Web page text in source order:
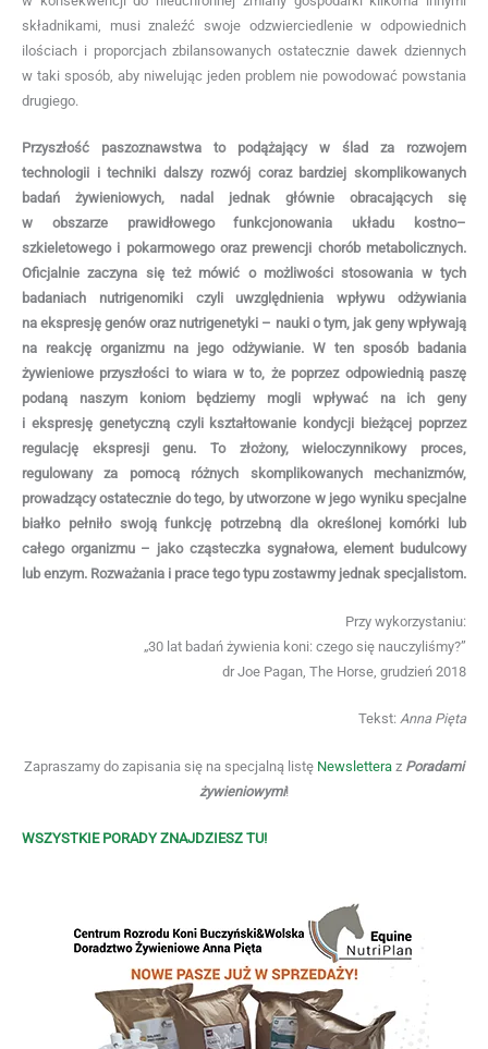
składnikami, musi znaleźć swoje odzwierciedlenie w odpowiednich
ilościach i proporcjach zbilansowanych ostatecznie dawek dziennych
w taki sposób, aby niwelując jeden problem nie powodować powstania
drugiego.
Przyszłość paszoznawstwa to podążający w ślad za rozwojem
technologii i techniki dalszy rozwój coraz bardziej skomplikowanych
badań żywieniowych, nadal jednak głównie obracających się
w obszarze prawidłowego funkcjonowania układu kostno–
szkieletowego i pokarmowego oraz prewencji chorób metabolicznych.
Oficjalnie zaczyna się też mówić o możliwości stosowania w tych
badaniach nutrigenomiki czyli uwzględnienia wpływu odżywiania
na ekspresję genów oraz nutrigenetyki – nauki o tym, jak geny wpływają
na reakcję organizmu na jego odżywianie. W ten sposób badania
żywieniowe przyszłości to wiara w to, że poprzez odpowiednią paszę
podaną naszym koniom będziemy mogli wpływać na ich geny
i ekspresję genetyczną czyli kształtowanie kondycji bieżącej poprzez
regulację ekspresji genu. To złożony, wieloczynnikowy proces,
regulowany za pomocą różnych skomplikowanych mechanizmów,
prowadzący ostatecznie do tego, by utworzone w jego wyniku specjalne
białko pełniło swoją funkcję potrzebną dla określonej komórki lub
całego organizmu – jako cząsteczka sygnałowa, element budulcowy
lub enzym. Rozważania i prace tego typu zostawmy jednak specjalistom.
Przy wykorzystaniu:
„30 lat badań żywienia koni: czego się nauczyliśmy?”
dr Joe Pagan, The Horse, grudzień 2018
Tekst: Anna Pięta
Zapraszamy do zapisania się na specjalną listę Newslettera z Poradami
żywieniowymi!
WSZYSTKIE PORADY ZNAJDZIESZ TU!